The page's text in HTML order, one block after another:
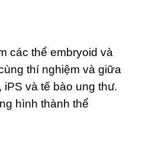
các thể embryoid và
thí nghiệm và giữa
và tế bào ung thư.
hình thành thể